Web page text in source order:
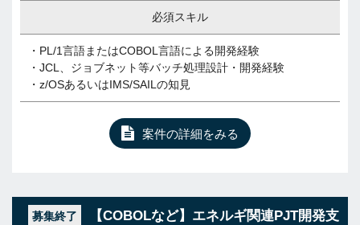
必須スキル
・PL/1言語またはCOBOL言語による開発経験
・JCL、ジョブネット等バッチ処理設計・開発経験
・z/OSあるいはIMS/SAILの知見
案件の詳細をみる
募集終了
【COBOLなど】エネルギ関連PJT開発支